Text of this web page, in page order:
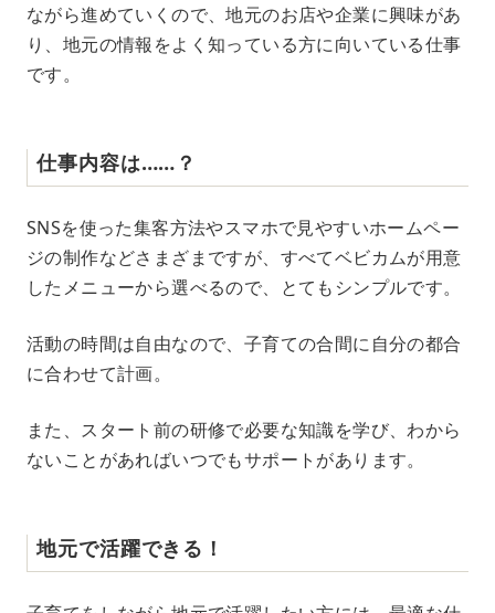
ながら進めていくので、地元のお店や企業に興味があ
り、地元の情報をよく知っている方に向いている仕事
です。
仕事内容は……？
SNSを使った集客方法やスマホで見やすいホームペー
ジの制作などさまざまですが、すべてベビカムが用意
したメニューから選べるので、とてもシンプルです。
活動の時間は自由なので、子育ての合間に自分の都合
に合わせて計画。
また、スタート前の研修で必要な知識を学び、わから
ないことがあればいつでもサポートがあります。
地元で活躍できる！